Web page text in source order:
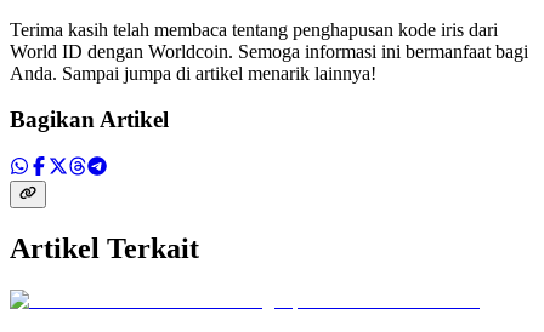
Terima kasih telah membaca tentang penghapusan kode iris dari
World ID dengan Worldcoin. Semoga informasi ini bermanfaat bagi
Anda. Sampai jumpa di artikel menarik lainnya!
Bagikan Artikel
Artikel Terkait